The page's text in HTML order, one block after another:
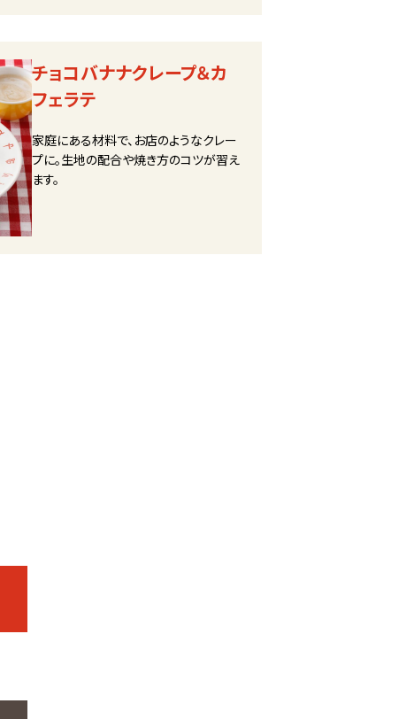
チョコバナナクレープ＆カ
フェラテ
家庭にある材料で、お店のようなクレー
プに。生地の配合や焼き方のコツが習え
ます。